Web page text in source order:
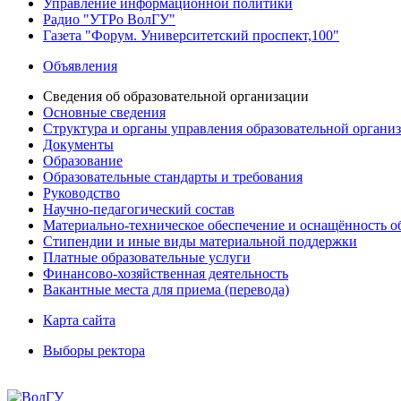
Управление информационной политики
Радио "УТРо ВолГУ"
Газета "Форум. Университетский проспект,100"
Объявления
Сведения об образовательной организации
Основные сведения
Структура и органы управления образовательной
Документы
Образование
Образовательные стандарты и требования
Руководство
Научно-педагогический состав
Материально-техническое обеспечение и оснащённость
Стипендии и иные виды материальной поддержки
Платные образовательные услуги
Финансово-хозяйственная деятельность
Вакантные места для приема (перевода)
Карта сайта
Выборы ректора